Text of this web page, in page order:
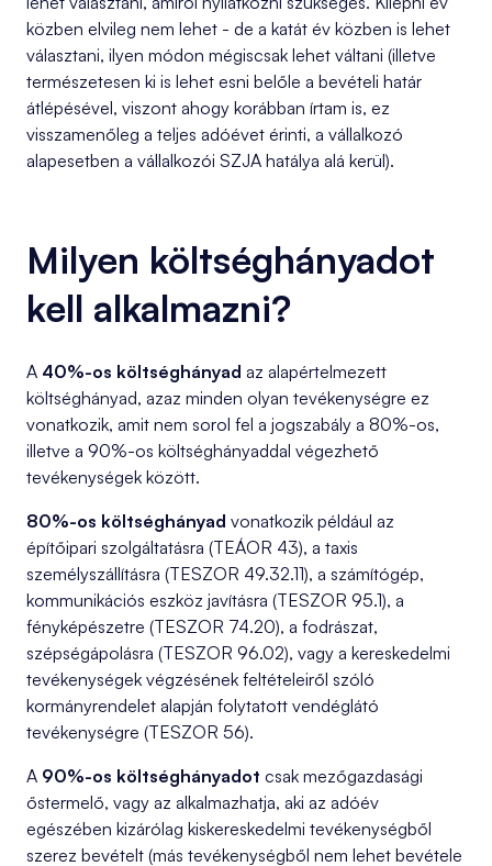
közben elvileg nem lehet - de a katát év közben is lehet
választani, ilyen módon mégiscsak lehet váltani (illetve
természetesen ki is lehet esni belőle a bevételi határ
átlépésével, viszont ahogy korábban írtam is, ez
visszamenőleg a teljes adóévet érinti, a vállalkozó
alapesetben a vállalkozói SZJA hatálya alá kerül).
Milyen költséghányadot
kell alkalmazni?
A 40%-os költséghányad az alapértelmezett
költséghányad, azaz minden olyan tevékenységre ez
vonatkozik, amit nem sorol fel a jogszabály a 80%-os,
illetve a 90%-os költséghányaddal végezhető
tevékenységek között.
80%-os költséghányad vonatkozik például az
építőipari szolgáltatásra (TEÁOR 43), a taxis
személyszállításra (TESZOR 49.32.11), a számítógép,
kommunikációs eszköz javításra (TESZOR 95.1), a
fényképészetre (TESZOR 74.20), a fodrászat,
szépségápolásra (TESZOR 96.02), vagy a kereskedelmi
tevékenységek végzésének feltételeiről szóló
kormányrendelet alapján folytatott vendéglátó
tevékenységre (TESZOR 56).
A 90%-os költséghányadot csak mezőgazdasági
őstermelő, vagy az alkalmazhatja, aki az adóév
egészében kizárólag kiskereskedelmi tevékenységből
szerez bevételt (más tevékenységből nem lehet bevétele